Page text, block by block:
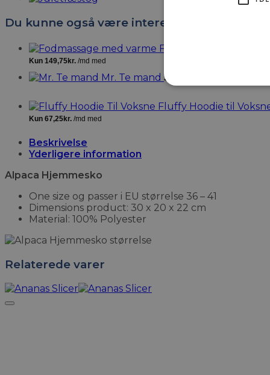
Du kunne også være interesseret i…
Fodmassage med
Mr. Te mand 39
Fluffy Hoodie til
Beskrivelse
Yderligere information
Alpaca Hjemmesko
One size og passer i EU størrelse 36 – 41
Dimensions product: 30 x 20 x 22 cm
Material: 100% Polyester
Relaterede varer